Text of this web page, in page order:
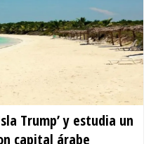
Trump’ y estudia un
capital árabe